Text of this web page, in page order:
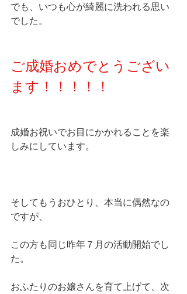
でも、いつも心が綺麗に洗われる思い
でした。
ご成婚おめでとうござい
ます！！！！！
成婚お祝いでお目にかかれることを楽
しみにしています。
そしてもうおひとり、本当に偶然なの
ですが、
この方も同じ昨年７月の活動開始でし
た。
おふたりのお嬢さんを育て上げて、次